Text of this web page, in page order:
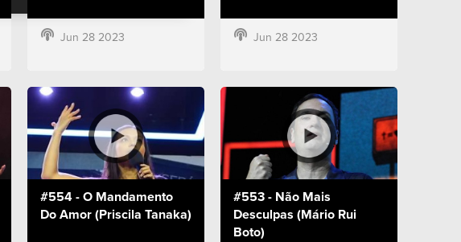
Jun 28 2023 Jun 28 2023
#554 - O Mandamento
Do Amor (Priscila Tanaka)
#553 - Não Mais
Desculpas (Mário Rui
Boto)